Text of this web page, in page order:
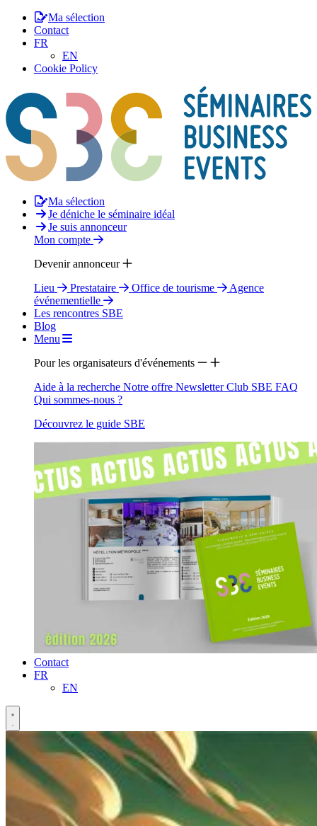
Ma sélection
Contact
FR
EN
Cookie Policy
Ma sélection
Je déniche le séminaire idéal
Je suis annonceur
Mon compte
Devenir annonceur
Lieu
Prestataire Office de tourisme
Agence
événementielle
Les rencontres SBE
Blog
Menu
Pour les organisateurs d'événements
Aide à la recherche Notre offre NewsletterClub SBE FAQ
Qui sommes-nous ?
Découvrez le guide SBE
Contact
FR
EN